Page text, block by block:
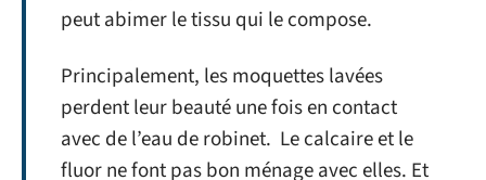
peut abimer le tissu qui le compose.
Principalement, les moquettes lavées
perdent leur beauté une fois en contact
avec de l’eau de robinet. Le calcaire et le
fluor ne font pas bon ménage avec elles. Et